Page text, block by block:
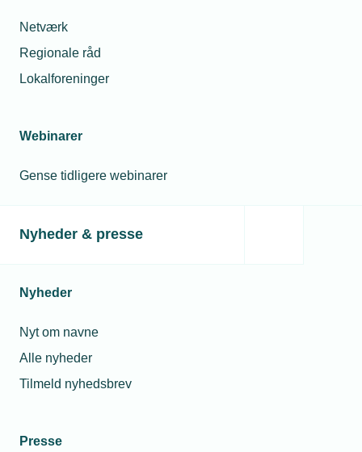
Netværk
Regionale råd
Lokalforeninger
Webinarer
Gense tidligere webinarer
Nyheder & presse
Nyheder
Nyt om navne
Alle nyheder
Tilmeld nyhedsbrev
Presse